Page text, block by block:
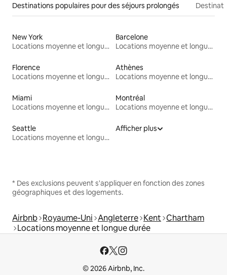
Destinations populaires pour des séjours prolongés
New York
Locations moyenne et longue durée
Barcelone
Locations moyenne et longue durée
Florence
Locations moyenne et longue durée
Athènes
Locations moyenne et longue durée
Miami
Locations moyenne et longue durée
Montréal
Locations moyenne et longue durée
Seattle
Locations moyenne et longue durée
Afficher plus
* Des exclusions peuvent s'appliquer en fonction des zones
géographiques et des logements.
Airbnb Royaume-Uni Angleterre Kent Chartham
Locations moyenne et longue durée
© 2026 Airbnb, Inc.